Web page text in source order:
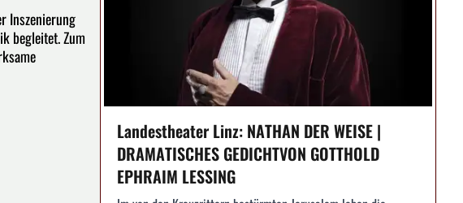
Inszenierung
begleitet. Zum
Landestheater Linz: NATHAN DER WEISE |
DRAMATISCHES GEDICHTVON GOTTHOLD
EPHRAIM LESSING